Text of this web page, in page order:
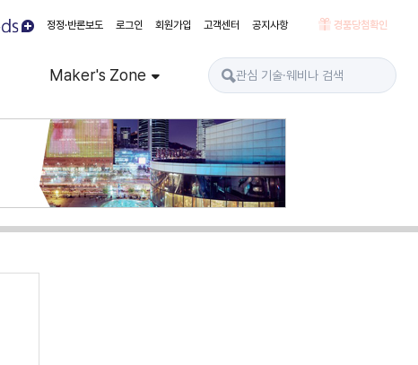
정정·반론보도 로그인 회원가입 고객센터 공지사항 경품당첨확인
Maker's Zone